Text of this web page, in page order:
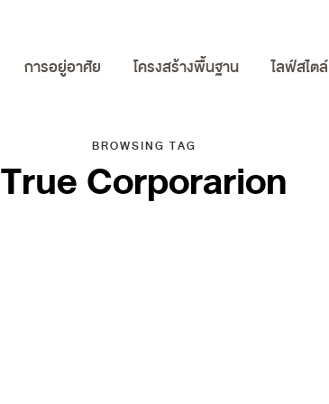
การอยู่อาศัย โครงสร้างพื้นฐาน ไลฟ์สไตล์
BROWSING TAG
True Corporarion